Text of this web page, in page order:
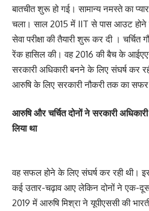
बातचीत शुरू हो गई। सामान्य नमस्ते का
चला। साल 2015 में IIT से पास आउट होने
सेवा परीक्षा की तैयारी शुरू कर दी ।
रेंक हासिल की। वह 2016 की बैच के
सरकारी अधिकारी बनने के लिए संघर्ष कर
आरुषि के लिए सरकारी नौकरी तक का
आरुषि और चर्चित दोनों ने सरकारी
लिया था
वह सफल होने के लिए संघर्ष कर रही थी।
कई उतार-चढ़ाव आए लेकिन दोनों ने एक-
2019 में आरुषि मिश्रा ने यूपीएससी की